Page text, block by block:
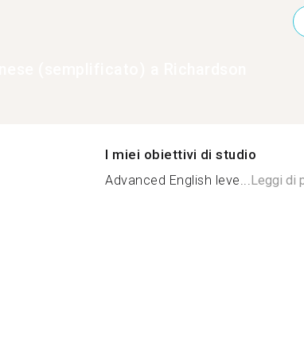
I miei obiettivi di studio
Advanced English leve... Leggi di